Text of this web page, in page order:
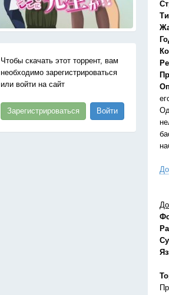
Чтобы скачать этот торрент, вам
необходимо зарегистрироваться
или войти на сайт
Зарегистрироваться Войти